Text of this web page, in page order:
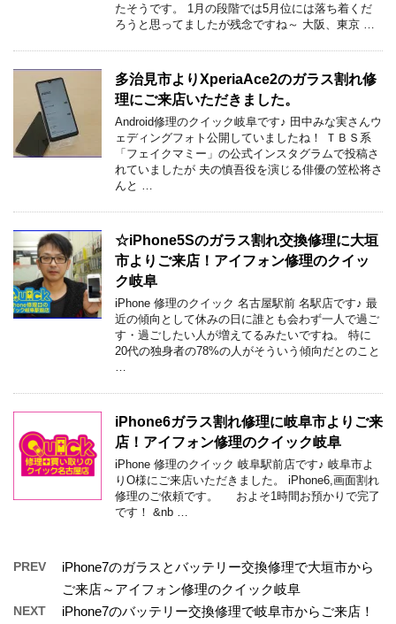
たそうです。 1月の段階では5月位には落ち着くだ
ろうと思ってましたが残念ですね～ 大阪、東京 …
多治見市よりXperiaAce2のガラス割れ修
理にご来店いただきました。
Android修理のクイック岐阜です♪ 田中みな実さんウ
ェディングフォト公開していましたね！ ＴＢＳ系
「フェイクマミー」の公式インスタグラムで投稿さ
れていましたが 夫の慎吾役を演じる俳優の笠松将さ
んと …
☆iPhone5Sのガラス割れ交換修理に大垣
市よりご来店！アイフォン修理のクイッ
ク岐阜
iPhone 修理のクイック 名古屋駅前 名駅店です♪ 最
近の傾向として休みの日に誰とも会わず一人で過ご
す・過ごしたい人が増えてるみたいですね。 特に
20代の独身者の78%の人がそういう傾向だとのこと
iPhone6ガラス割れ修理に岐阜市よりご来
店！アイフォン修理のクイック岐阜
iPhone 修理のクイック 岐阜駅前店です♪ 岐阜市よ
りO様にご来店いただきました。 iPhone6,画面割れ
修理のご依頼です。 およそ1時間お預かりで完了
です！ &nb …
PREV
iPhone7のガラスとバッテリー交換修理で大垣市から
ご来店～アイフォン修理のクイック岐阜
NEXT iPhone7のバッテリー交換修理で岐阜市からご来店！